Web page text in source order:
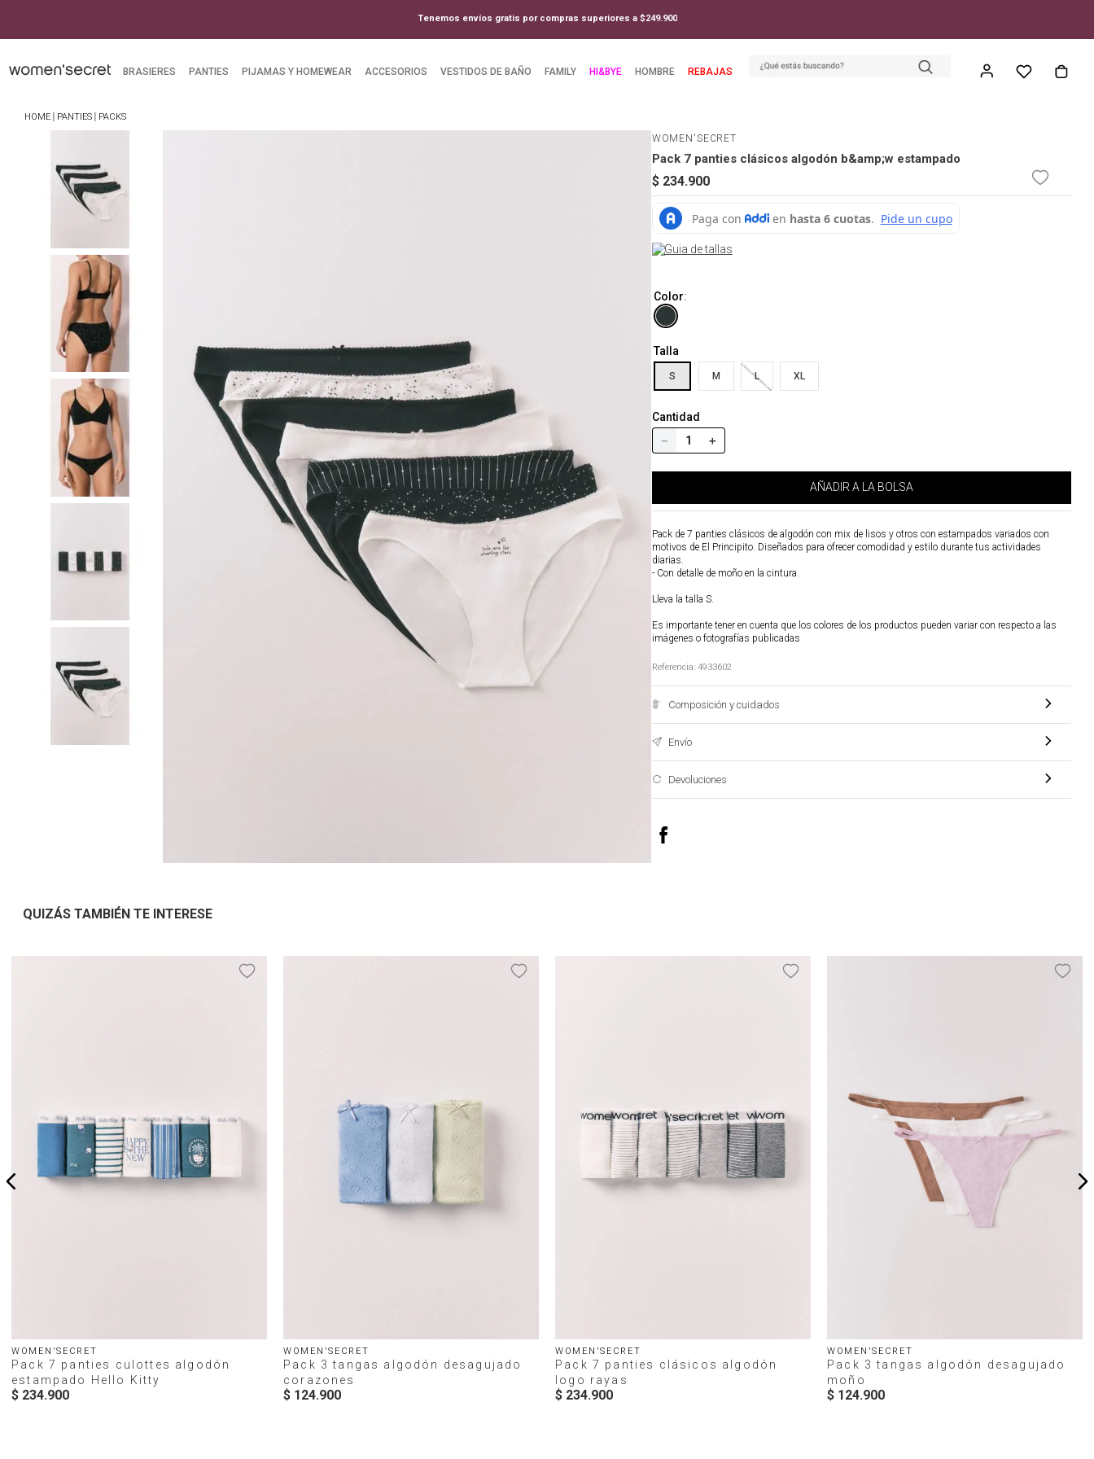
Tenemos envíos gratis por compras superiores a $249.900
BRASIERES PANTIES PIJAMAS Y HOMEWEAR ACCESORIOS VESTIDOS DE BAÑO FAMILY HI&BYE HOMBRE REBAJAS
PANTIES PACKS
WOMEN'SECRET
Pack 7 panties clásicos algodón b&amp;w estampado
$ 234.900
Guia de tallas
Color:
Talla
S M L XL
Cantidad
＋
－
AÑADIR A LA BOLSA
Pack de 7 panties clásicos de algodón con mix de lisos y otros con estampados variados con
motivos de El Principito. Diseñados para ofrecer comodidad y estilo durante tus actividades
diarias.
- Con detalle de moño en la cintura.
Lleva la talla S.
Es importante tener en cuenta que los colores de los productos pueden variar con respecto a las
imágenes o fotografías publicadas
Referencia: 4933602
Composición y cuidados
Envío
Devoluciones
QUIZÁS TAMBIÉN TE INTERESE
WOMEN'SECRET
Pack 7 panties culottes algodón
estampado Hello Kitty
$ 234.900
WOMEN'SECRET
Pack 3 tangas algodón desagujado
corazones
$ 124.900
WOMEN'SECRET
Pack 7 panties clásicos algodón
logo rayas
$ 234.900
WOMEN'SECRET
Pack 3 tangas algodón desagujado
moño
$ 124.900